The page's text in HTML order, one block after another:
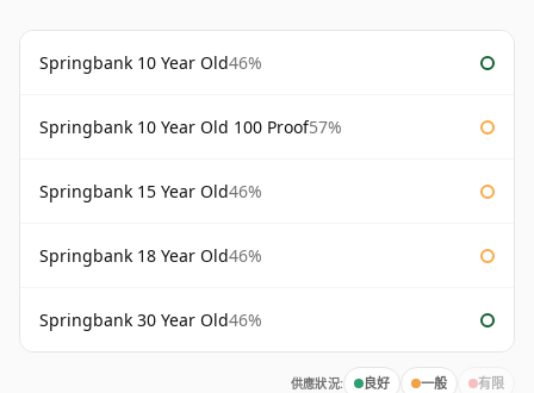
Springbank 10 Year Old46%
Springbank 10 Year Old 100 Proof57%
Springbank 15 Year Old46%
Springbank 18 Year Old46%
Springbank 30 Year Old46%
供應狀況: 良好 一般 有限